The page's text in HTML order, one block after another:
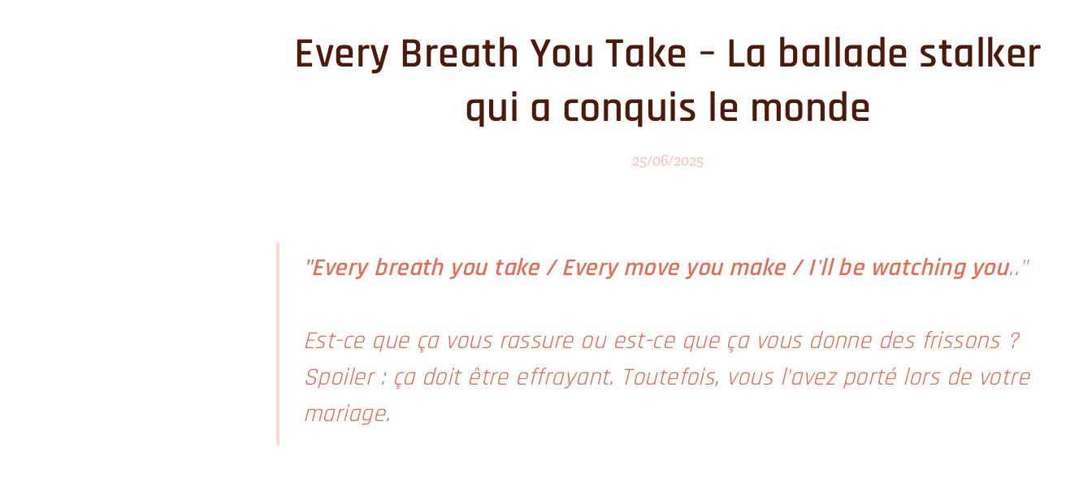
Every Breath You Take – La ballade stalker
qui a conquis le monde
25/06/2025
"Every breath you take / Every move you make / I'll be watching you.."
Est-ce que ça vous rassure ou est-ce que ça vous donne des frissons ?
Spoiler : ça doit être effrayant. Toutefois, vous l'avez porté lors de votre
mariage.